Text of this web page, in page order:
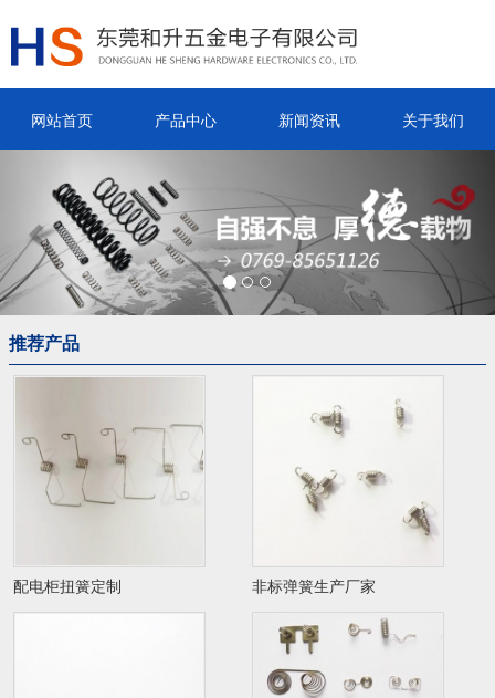
网站首页 产品中心 新闻资讯 关于我们
推荐产品
配电柜扭簧定制 非标弹簧生产厂家